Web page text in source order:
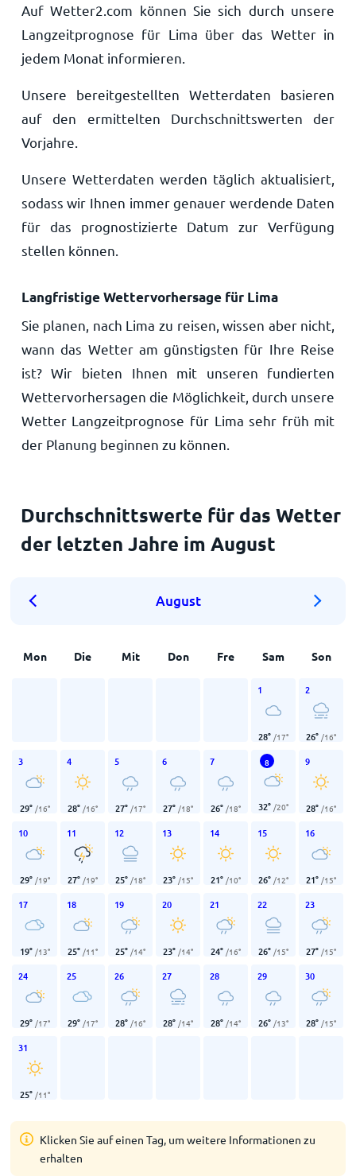
Auf Wetter2.com können Sie sich durch unsere
Langzeitprognose für Lima über das Wetter in
jedem Monat informieren.
Unsere bereitgestellten Wetterdaten basieren
auf den ermittelten Durchschnittswerten der
Vorjahre.
Unsere Wetterdaten werden täglich aktualisiert,
sodass wir Ihnen immer genauer werdende Daten
für das prognostizierte Datum zur Verfügung
stellen können.
Langfristige Wettervorhersage für Lima
Sie planen, nach Lima zu reisen, wissen aber nicht,
wann das Wetter am günstigsten für Ihre Reise
ist? Wir bieten Ihnen mit unseren fundierten
Wettervorhersagen die Möglichkeit, durch unsere
Wetter Langzeitprognose für Lima sehr früh mit
der Planung beginnen zu können.
Durchschnittswerte für das Wetter
der letzten Jahre im August
August
Mon Die Mit Don Fre Sam Son
1
28° /17°
2
26° /16°
3
29° /16°
4
28° /16°
5
27° /17°
6
27° /18°
7
26° /18°
8
32° /20°
9
28° /16°
10
29° /19°
11
27° /19°
12
25° /18°
13
23° /15°
14
21° /10°
15
26° /12°
16
21° /15°
17
19° /13°
18
25° /11°
19
25° /14°
20
23° /14°
21
24° /16°
22
26° /15°
23
27° /15°
24
29° /17°
25
29° /17°
26
28° /16°
27
28° /14°
28
28° /14°
29
26° /13°
30
28° /15°
31
25° /11°
Klicken Sie auf einen Tag, um weitere Informationen zu
erhalten